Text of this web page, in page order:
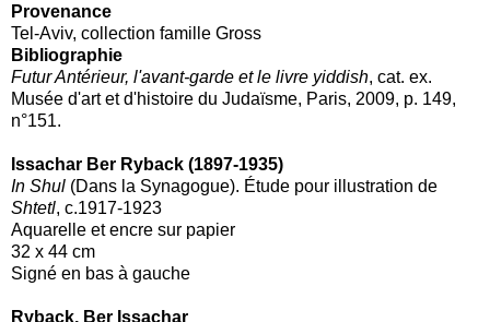
Provenance
Tel-Aviv, collection famille Gross
Bibliographie
Futur Antérieur, l'avant-garde et le livre yiddish, cat. ex.
Musée d'art et d'histoire du Judaïsme, Paris, 2009, p. 149,
n°151.
Issachar Ber Ryback (1897-1935)
In Shul (Dans la Synagogue). Étude pour illustration de
Shtetl, c.1917-1923
Aquarelle et encre sur papier
32 x 44 cm
Signé en bas à gauche
Ryback, Ber Issachar